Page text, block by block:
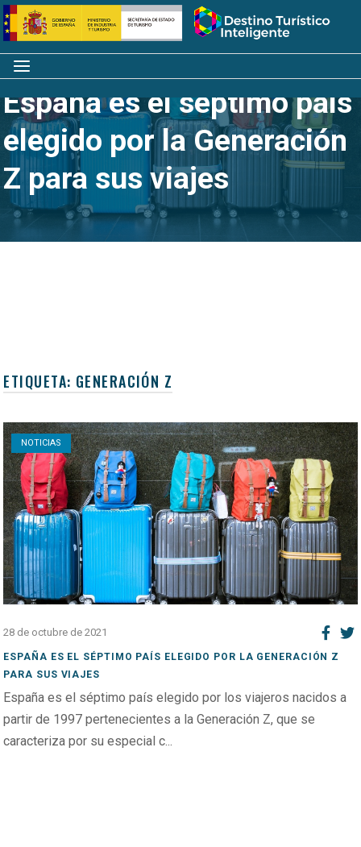
Saltar
al
contenido
Inicio
Menú
España es el séptimo país
elegido por la Generación
Z para sus viajes
ETIQUETA: GENERACIÓN Z
NOTICIAS
Open post
28 de octubre de 2021
ESPAÑA ES EL SÉPTIMO PAÍS ELEGIDO POR LA GENERACIÓN Z
PARA SUS VIAJES
España es el séptimo país elegido por los viajeros nacidos a
partir de 1997 pertenecientes a la Generación Z, que se
caracteriza por su especial c...